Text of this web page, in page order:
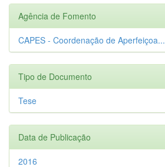
Agência de Fomento
CAPES - Coordenação de Aperfeiçoa...
Tipo de Documento
Tese
Data de Publicação
2016